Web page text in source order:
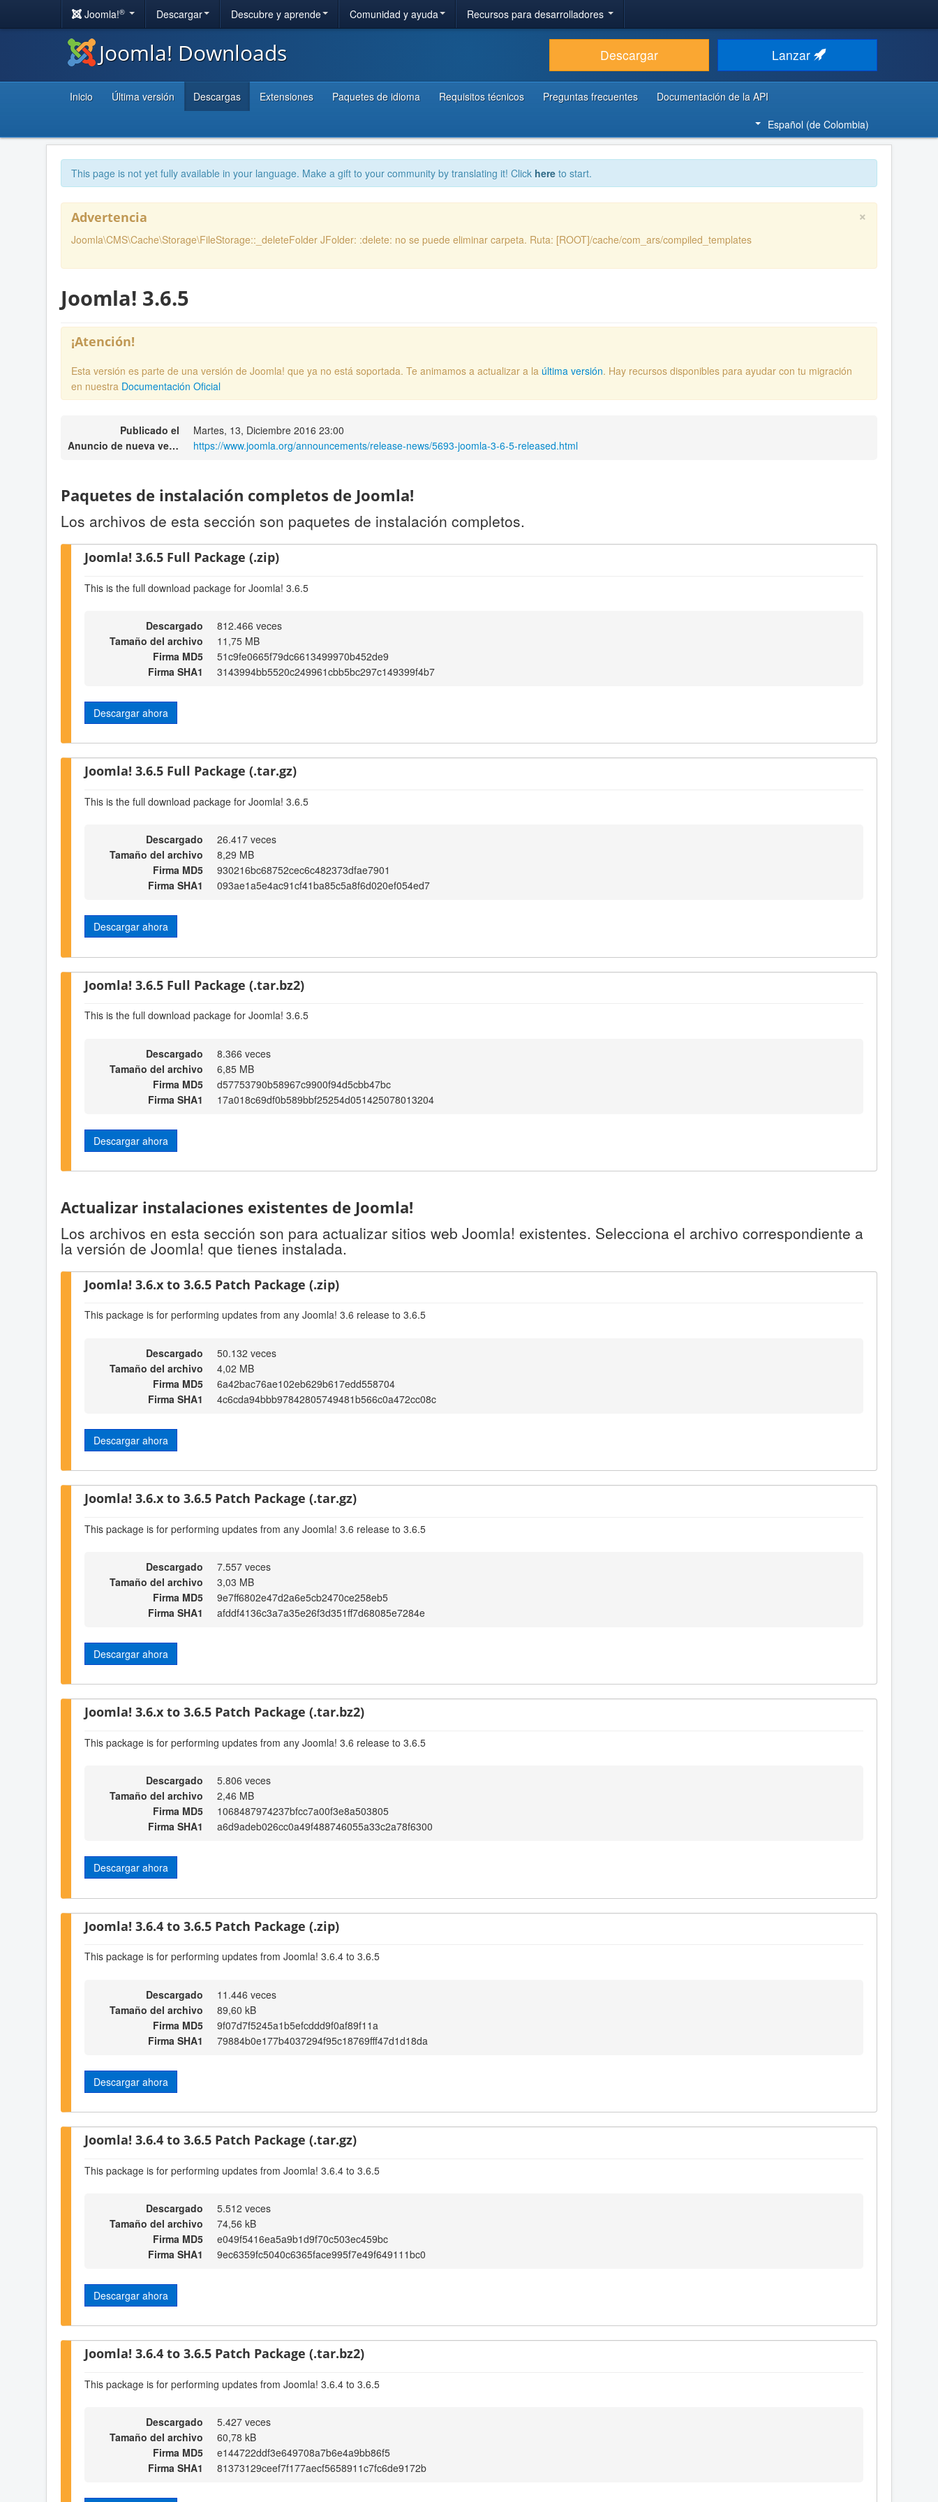
Joomla!® Descargar Descubre y aprende Comunidad y ayuda Recursos para desarrolladores
Joomla! Downloads Descargar Lanzar
Inicio Última versión Descargas Extensiones Paquetes de idioma Requisitos técnicos Preguntas frecuentes
Documentación de la API
Español (de Colombia)
This page is not yet fully available in your language. Make a gift to your community by translating it! Click here to start.
×
Advertencia
Joomla\CMS\Cache\Storage\FileStorage::_deleteFolder JFolder: :delete: no se puede eliminar carpeta. Ruta: [ROOT]/cache/com_ars/compiled_templates
Joomla! 3.6.5
¡Atención!
Esta versión es parte de una versión de Joomla! que ya no está soportada. Te animamos a actualizar a la última versión. Hay recursos disponibles para ayudar con tu migración
en nuestra Documentación Oficial
Publicado el
Martes, 13, Diciembre 2016 23:00
Anuncio de nueva versión
https://www.joomla.org/announcements/release-news/5693-joomla-3-6-5-released.html
Paquetes de instalación completos de Joomla!
Los archivos de esta sección son paquetes de instalación completos.
Joomla! 3.6.5 Full Package (.zip)
This is the full download package for Joomla! 3.6.5
Descargado
812.466 veces
Tamaño del archivo
11,75 MB
Firma MD5
51c9fe0665f79dc6613499970b452de9
Firma SHA1
3143994bb5520c249961cbb5bc297c149399f4b7
Descargar ahora
Joomla! 3.6.5 Full Package (.tar.gz)
This is the full download package for Joomla! 3.6.5
Descargado
26.417 veces
Tamaño del archivo
8,29 MB
Firma MD5
930216bc68752cec6c482373dfae7901
Firma SHA1
093ae1a5e4ac91cf41ba85c5a8f6d020ef054ed7
Descargar ahora
Joomla! 3.6.5 Full Package (.tar.bz2)
This is the full download package for Joomla! 3.6.5
Descargado
8.366 veces
Tamaño del archivo
6,85 MB
Firma MD5
d57753790b58967c9900f94d5cbb47bc
Firma SHA1
17a018c69df0b589bbf25254d051425078013204
Descargar ahora
Actualizar instalaciones existentes de Joomla!
Los archivos en esta sección son para actualizar sitios web Joomla! existentes. Selecciona el archivo correspondiente a
la versión de Joomla! que tienes instalada.
Joomla! 3.6.x to 3.6.5 Patch Package (.zip)
This package is for performing updates from any Joomla! 3.6 release to 3.6.5
Descargado
50.132 veces
Tamaño del archivo
4,02 MB
Firma MD5
6a42bac76ae102eb629b617edd558704
Firma SHA1
4c6cda94bbb97842805749481b566c0a472cc08c
Descargar ahora
Joomla! 3.6.x to 3.6.5 Patch Package (.tar.gz)
This package is for performing updates from any Joomla! 3.6 release to 3.6.5
Descargado
7.557 veces
Tamaño del archivo
3,03 MB
Firma MD5
9e7ff6802e47d2a6e5cb2470ce258eb5
Firma SHA1
afddf4136c3a7a35e26f3d351ff7d68085e7284e
Descargar ahora
Joomla! 3.6.x to 3.6.5 Patch Package (.tar.bz2)
This package is for performing updates from any Joomla! 3.6 release to 3.6.5
Descargado
5.806 veces
Tamaño del archivo
2,46 MB
Firma MD5
1068487974237bfcc7a00f3e8a503805
Firma SHA1
a6d9adeb026cc0a49f488746055a33c2a78f6300
Descargar ahora
Joomla! 3.6.4 to 3.6.5 Patch Package (.zip)
This package is for performing updates from Joomla! 3.6.4 to 3.6.5
Descargado
11.446 veces
Tamaño del archivo
89,60 kB
Firma MD5
9f07d7f5245a1b5efcddd9f0af89f11a
Firma SHA1
79884b0e177b4037294f95c18769fff47d1d18da
Descargar ahora
Joomla! 3.6.4 to 3.6.5 Patch Package (.tar.gz)
This package is for performing updates from Joomla! 3.6.4 to 3.6.5
Descargado
5.512 veces
Tamaño del archivo
74,56 kB
Firma MD5
e049f5416ea5a9b1d9f70c503ec459bc
Firma SHA1
9ec6359fc5040c6365face995f7e49f649111bc0
Descargar ahora
Joomla! 3.6.4 to 3.6.5 Patch Package (.tar.bz2)
This package is for performing updates from Joomla! 3.6.4 to 3.6.5
Descargado
5.427 veces
Tamaño del archivo
60,78 kB
Firma MD5
e144722ddf3e649708a7b6e4a9bb86f5
Firma SHA1
81373129ceef7f177aecf5658911c7fc6de9172b